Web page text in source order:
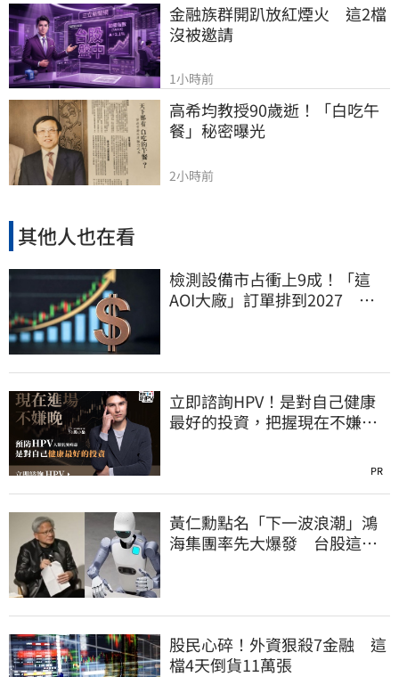
金融族群開趴放紅煙火　這2檔
沒被邀請
1小時前
高希均教授90歲逝！「白吃午
餐」秘密曝光
2小時前
其他人也在看
檢測設備市占衝上9成！「這
AOI大廠」訂單排到2027 目
立即諮詢HPV！是對自己健康
最好的投資，把握現在不嫌
PR
黃仁勳點名「下一波浪潮」鴻
海集團率先大爆發 台股這族
股民心碎！外資狠殺7金融 這
檔4天倒貨11萬張